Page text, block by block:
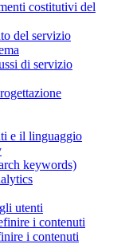
costitutivi del
del servizio
di servizio
e il linguaggio
keywords)
utenti
i contenuti
i contenuti